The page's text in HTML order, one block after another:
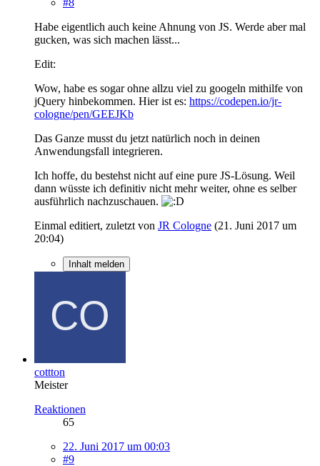
Habe eigentlich auch keine Ahnung von JS. Werde aber mal
gucken, was sich machen lässt...
Edit:
Wow, habe es sogar ohne allzu viel zu googeln mithilfe von
jQuery hinbekommen. Hier ist es: https://codepen.io/jr-
cologne/pen/GEEJKb
Das Ganze musst du jetzt natürlich noch in deinen
Anwendungsfall integrieren.
Ich hoffe, du bestehst nicht auf eine pure JS-Lösung. Weil
dann wüsste ich definitiv nicht mehr weiter, ohne es selber
ausführlich nachzuschauen.
Einmal editiert, zuletzt von JR Cologne (21. Juni 2017 um
20:04)
Inhalt melden
cottton
Meister
Reaktionen
65
22. Juni 2017 um 00:03
#9